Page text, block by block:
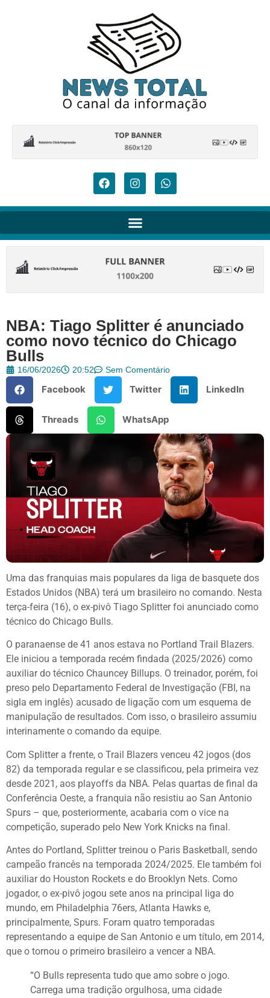
NBA: Tiago Splitter é anunciado
como novo técnico do Chicago
Bulls
16/06/2026 20:52 Sem Comentário
Facebook Twitter LinkedIn
Threads WhatsApp
Uma das franquias mais populares da liga de basquete dos
Estados Unidos (NBA) terá um brasileiro no comando. Nesta
terça-feira (16), o ex-pivô Tiago Splitter foi anunciado como
técnico do Chicago Bulls.
O paranaense de 41 anos estava no Portland Trail Blazers.
Ele iniciou a temporada recém findada (2025/2026) como
auxiliar do técnico Chauncey Billups. O treinador, porém, foi
preso pelo Departamento Federal de Investigação (FBI, na
sigla em inglês) acusado de ligação com um esquema de
manipulação de resultados. Com isso, o brasileiro assumiu
interinamente o comando da equipe.
Com Splitter a frente, o Trail Blazers venceu 42 jogos (dos
82) da temporada regular e se classificou, pela primeira vez
desde 2021, aos playoffs da NBA. Pelas quartas de final da
Conferência Oeste, a franquia não resistiu ao San Antonio
Spurs – que, posteriormente, acabaria com o vice na
competição, superado pelo New York Knicks na final.
Antes do Portland, Splitter treinou o Paris Basketball, sendo
campeão francês na temporada 2024/2025. Ele também foi
auxiliar do Houston Rockets e do Brooklyn Nets. Como
jogador, o ex-pivô jogou sete anos na principal liga do
mundo, em Philadelphia 76ers, Atlanta Hawks e,
principalmente, Spurs. Foram quatro temporadas
representando a equipe de San Antonio e um título, em 2014,
que o tornou o primeiro brasileiro a vencer a NBA.
“O Bulls representa tudo que amo sobre o jogo.
Carrega uma tradição orgulhosa, uma cidade